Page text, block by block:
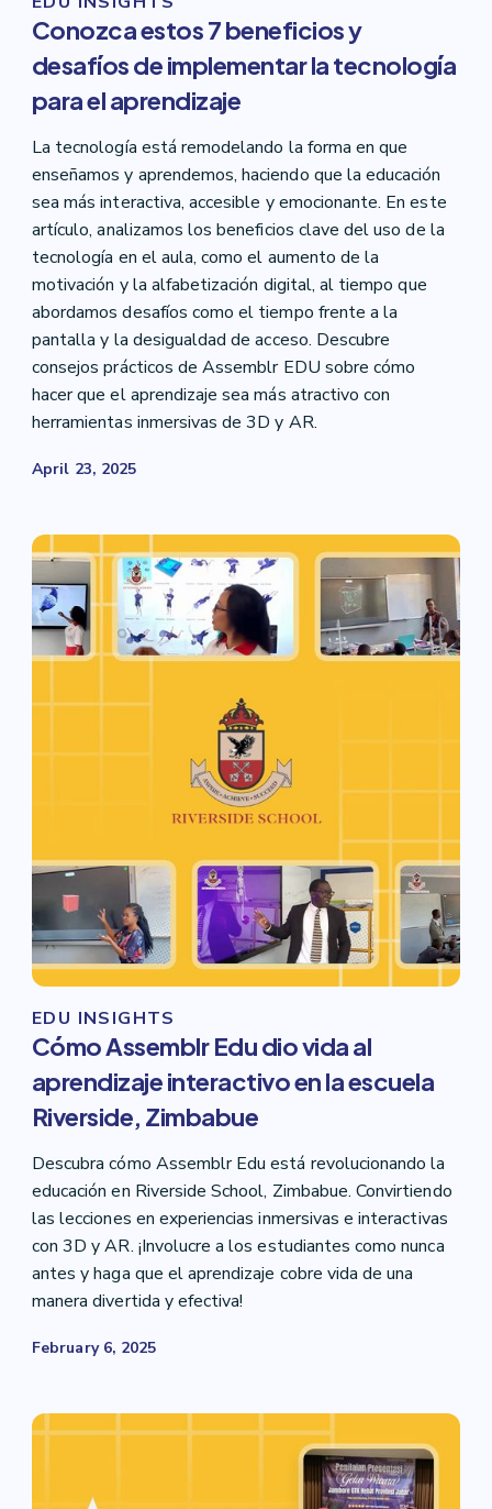
Conozca estos 7 beneficios y
desafíos de implementar la tecnología
para el aprendizaje
La tecnología está remodelando la forma en que
enseñamos y aprendemos, haciendo que la educación
sea más interactiva, accesible y emocionante. En este
artículo, analizamos los beneficios clave del uso de la
tecnología en el aula, como el aumento de la
motivación y la alfabetización digital, al tiempo que
abordamos desafíos como el tiempo frente a la
pantalla y la desigualdad de acceso. Descubre
consejos prácticos de Assemblr EDU sobre cómo
hacer que el aprendizaje sea más atractivo con
herramientas inmersivas de 3D y AR.
April 23, 2025
EDU INSIGHTS
Cómo Assemblr Edu dio vida al
aprendizaje interactivo en la escuela
Riverside, Zimbabue
Descubra cómo Assemblr Edu está revolucionando la
educación en Riverside School, Zimbabue. Convirtiendo
las lecciones en experiencias inmersivas e interactivas
con 3D y AR. ¡Involucre a los estudiantes como nunca
antes y haga que el aprendizaje cobre vida de una
manera divertida y efectiva!
February 6, 2025